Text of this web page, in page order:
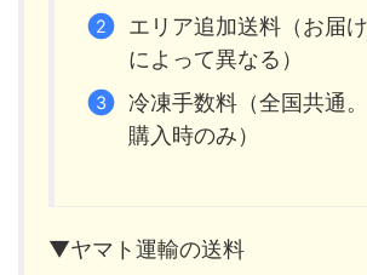
エリア追加送料（お届
によって異なる）
冷凍手数料（全国共通
購入時のみ）
▼ヤマト運輸の送料